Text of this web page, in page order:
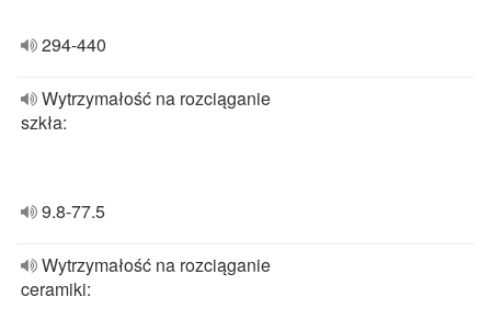
294-440
Wytrzymałość na rozciąganie
szkła:
9.8-77.5
Wytrzymałość na rozciąganie
ceramiki: